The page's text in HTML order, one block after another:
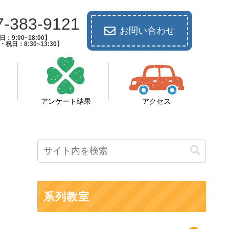
383-9121
：9:00~18:00】
祝日：8:30~13:30】
お問い合わせ
アンケート結果 アクセス
系列教室